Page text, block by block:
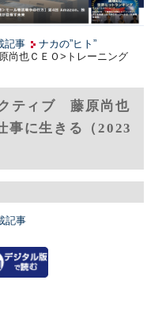
記事
ナカの”ヒト”
尚也ＣＥＯ>トレーニング
ティブ 藤原尚也
事に生きる（2023
記事